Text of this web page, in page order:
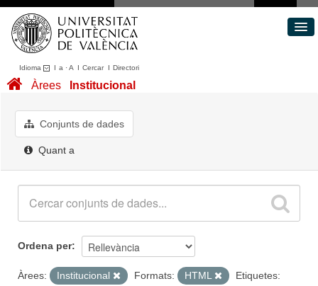
Idioma I a ·A I CercarI Directori
Conjunts de dades
Quant a
Àrees Institucional
Conjunts de dades
Quant a
Ordena per
Àrees: Institucional Formats: HTML
Etiquetes: